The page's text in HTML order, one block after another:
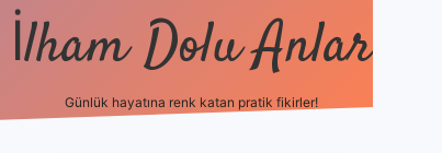
İlham Dolu Anlar
Günlük hayatına renk katan pratik fikirler!